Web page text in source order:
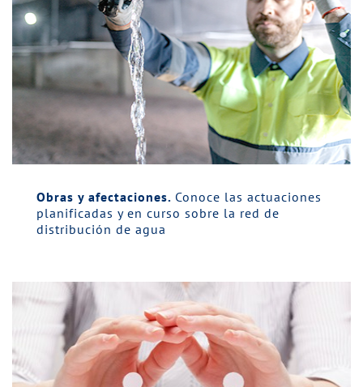
Obras y afectaciones. Conoce las actuaciones
planificadas y en curso sobre la red de
distribución de agua